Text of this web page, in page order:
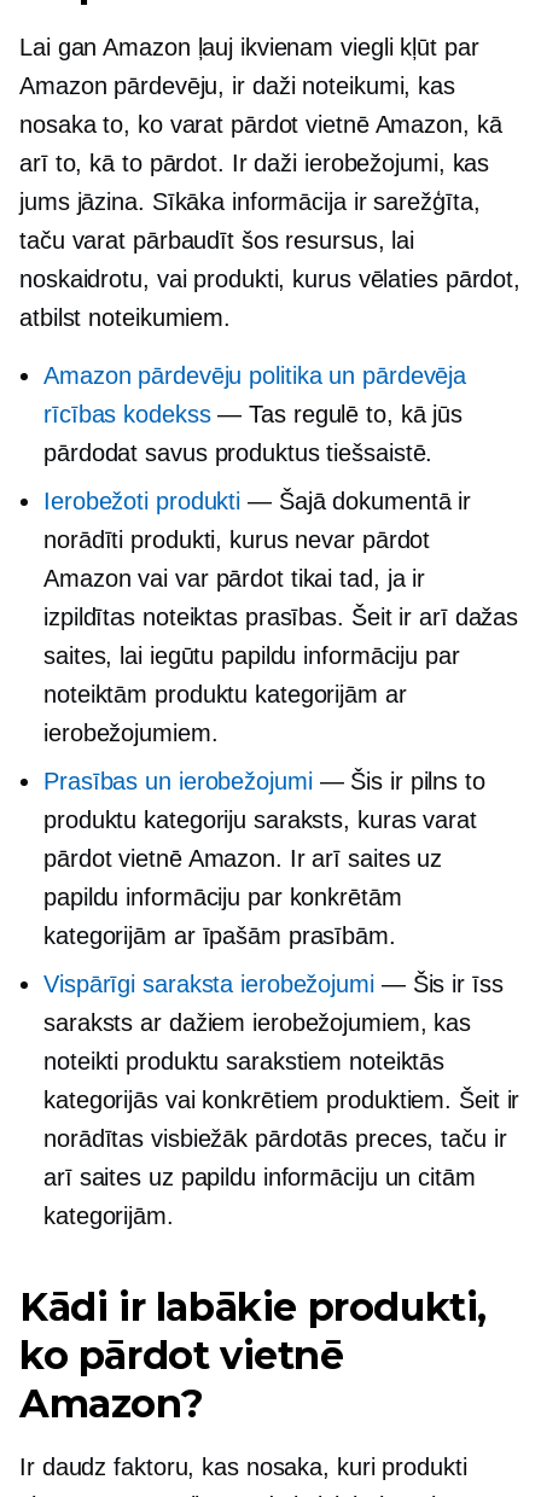
Lai gan Amazon ļauj ikvienam viegli kļūt par
Amazon pārdevēju, ir daži noteikumi, kas
nosaka to, ko varat pārdot vietnē Amazon, kā
arī to, kā to pārdot. Ir daži ierobežojumi, kas
jums jāzina. Sīkāka informācija ir sarežģīta,
taču varat pārbaudīt šos resursus, lai
noskaidrotu, vai produkti, kurus vēlaties pārdot,
atbilst noteikumiem.
Amazon pārdevēju politika un pārdevēja
rīcības kodekss— Tas regulē to, kā jūs
pārdodat savus produktus tiešsaistē.
Ierobežoti produkti — Šajā dokumentā ir
norādīti produkti, kurus nevar pārdot
Amazon vai var pārdot tikai tad, ja ir
izpildītas noteiktas prasības. Šeit ir arī dažas
saites, lai iegūtu papildu informāciju par
noteiktām produktu kategorijām ar
ierobežojumiem.
Prasības un ierobežojumi— Šis ir pilns to
produktu kategoriju saraksts, kuras varat
pārdot vietnē Amazon. Ir arī saites uz
papildu informāciju par konkrētām
kategorijām ar īpašām prasībām.
Vispārīgi saraksta ierobežojumi— Šis ir īss
saraksts ar dažiem ierobežojumiem, kas
noteikti produktu sarakstiem noteiktās
kategorijās vai konkrētiem produktiem. Šeit ir
norādītas visbiežāk pārdotās preces, taču ir
arī saites uz papildu informāciju un citām
kategorijām.
Kādi ir labākie produkti,
ko pārdot vietnē
Amazon?
Ir daudz faktoru, kas nosaka, kuri produkti